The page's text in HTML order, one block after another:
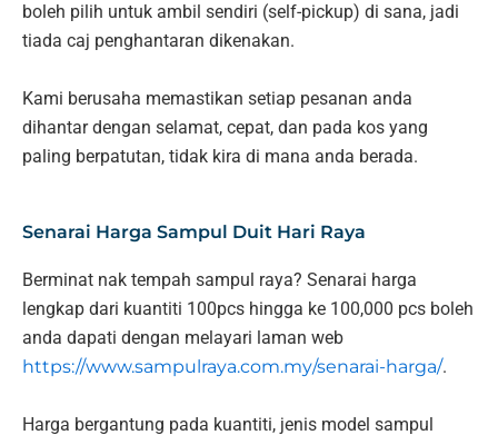
boleh pilih untuk ambil sendiri (self-pickup) di sana, jadi
tiada caj penghantaran dikenakan.
Kami berusaha memastikan setiap pesanan anda
dihantar dengan selamat, cepat, dan pada kos yang
paling berpatutan, tidak kira di mana anda berada.
Senarai Harga Sampul Duit Hari Raya
Berminat nak tempah sampul raya? Senarai harga
lengkap dari kuantiti 100pcs hingga ke 100,000 pcs boleh
anda dapati dengan melayari laman web
https://www.sampulraya.com.my/senarai-harga/.
Harga bergantung pada kuantiti, jenis model sampul